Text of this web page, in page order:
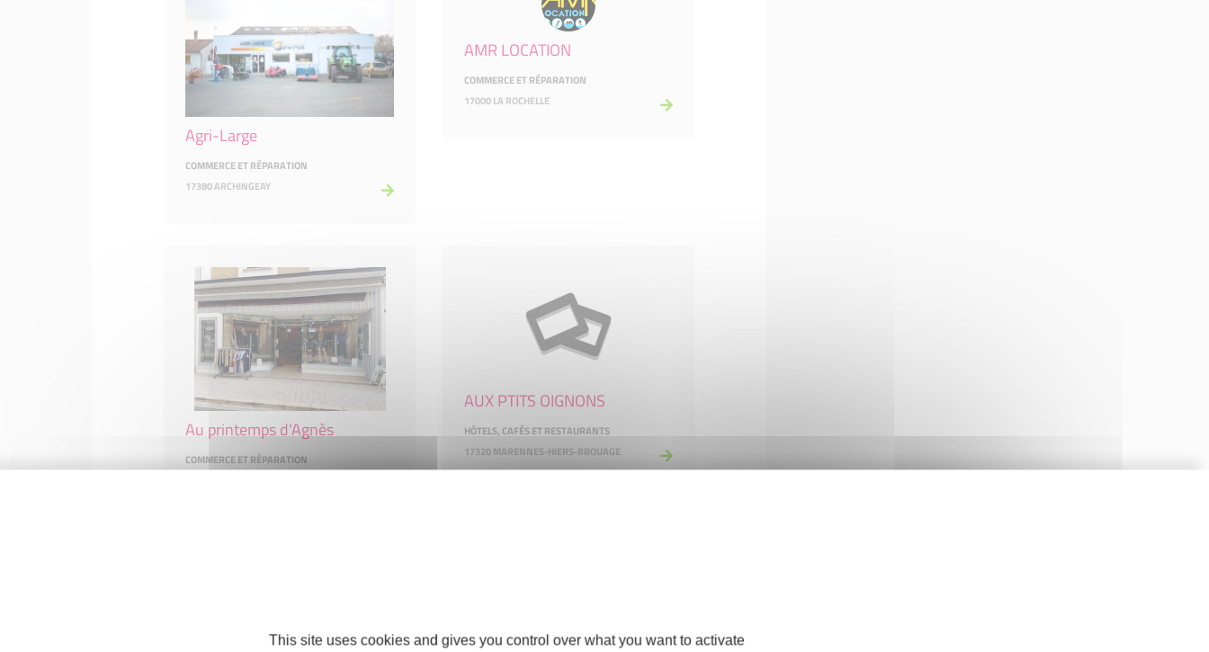
Agri-Large
COMMERCE ET RÉPARATION
17380 ARCHINGEAY
AMR LOCATION
COMMERCE ET RÉPARATION
17000 LA ROCHELLE
Au printemps d'Agnès
COMMERCE ET RÉPARATION
AUX PTITS OIGNONS
HÔTELS, CAFÉS ET RESTAURANTS
17320 MARENNES-HIERS-BROUAGE
This site uses cookies and gives you control over what you want to activate